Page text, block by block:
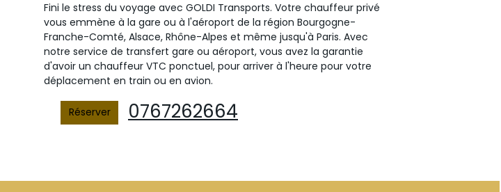
Fini le stress du voyage avec GOLDI Transports. Votre chauffeur privé
vous emmène à la gare ou à l'aéroport de la région Bourgogne-
Franche-Comté, Alsace, Rhône-Alpes et même jusqu'à Paris. Avec
notre service de transfert gare ou aéroport, vous avez la garantie
d'avoir un chauffeur VTC ponctuel, pour arriver à l'heure pour votre
déplacement en train ou en avion.
Réserver 0767262664